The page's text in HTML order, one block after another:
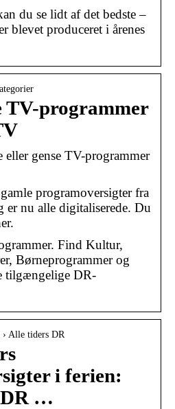
du se lidt af det bedste –
blevet produceret i årenes
TV-programmer
eller gense TV-programmer
programoversigter fra
nu alle digitaliserede. Du
Find Kultur,
Børneprogrammer og
tilgængelige DR-
Alle tiders DR
i ferien:
DR …